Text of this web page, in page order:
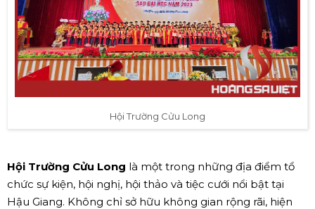
Hội Trường Cửu Long
Hội Trường Cửu Long là một trong những địa điểm tổ
chức sự kiện, hội nghị, hội thảo và tiệc cưới nổi bật tại
Hậu Giang. Không chỉ sở hữu không gian rộng rãi, hiện